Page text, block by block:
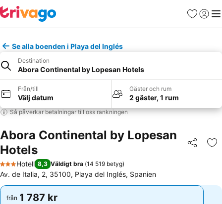
Favoriter
Logga
Se alla boenden i Playa del Inglés
Destination
Abora Continental by Lopesan Hotels
Från/till
Välj datum
Gäster och rum
2 gäster, 1 rum
Så påverkar betalningar till oss rankningen
Abora Continental by Lopesan
Hotels
Dela
3 Stjärnor
Hotell 8,3 Väldigt bra (14 519 betyg)
Av. de Italia, 2, 35100, Playa del Inglés, Spanien
från 1 787 kr
från 1 787 kr